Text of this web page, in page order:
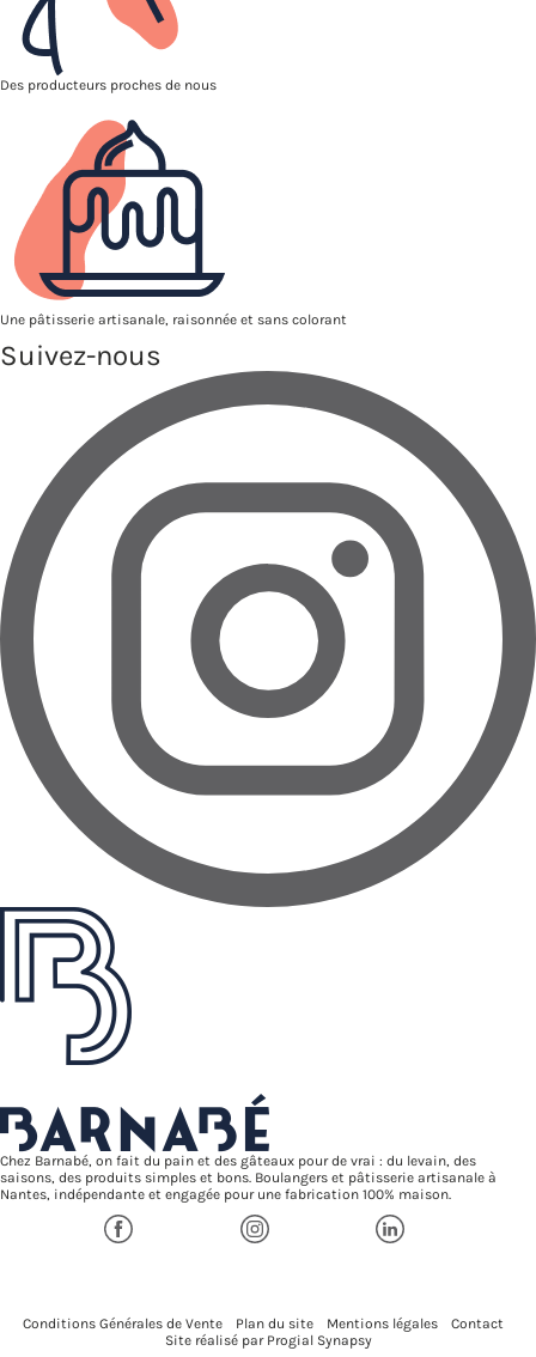
Des producteurs proches de nous
Une pâtisserie artisanale, raisonnée et sans colorant
Suivez-nous
Chez Barnabé, on fait du pain et des gâteaux pour de vrai : du levain, des
saisons, des produits simples et bons. Boulangers et pâtisserie artisanale à
Nantes, indépendante et engagée pour une fabrication 100% maison.
Conditions Générales de Vente Plan du site Mentions légales Contact
Site réalisé par Progial Synapsy